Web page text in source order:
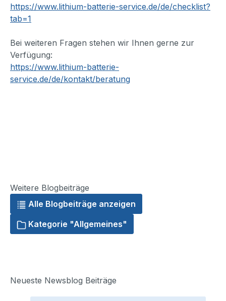
https://www.lithium-batterie-service.de/de/checklist?
tab=1
Bei weiteren Fragen stehen wir Ihnen gerne zur
Verfügung:
https://www.lithium-batterie-
service.de/de/kontakt/beratung
Weitere Blogbeiträge
Alle Blogbeiträge anzeigen
Kategorie "Allgemeines"
Neueste Newsblog Beiträge